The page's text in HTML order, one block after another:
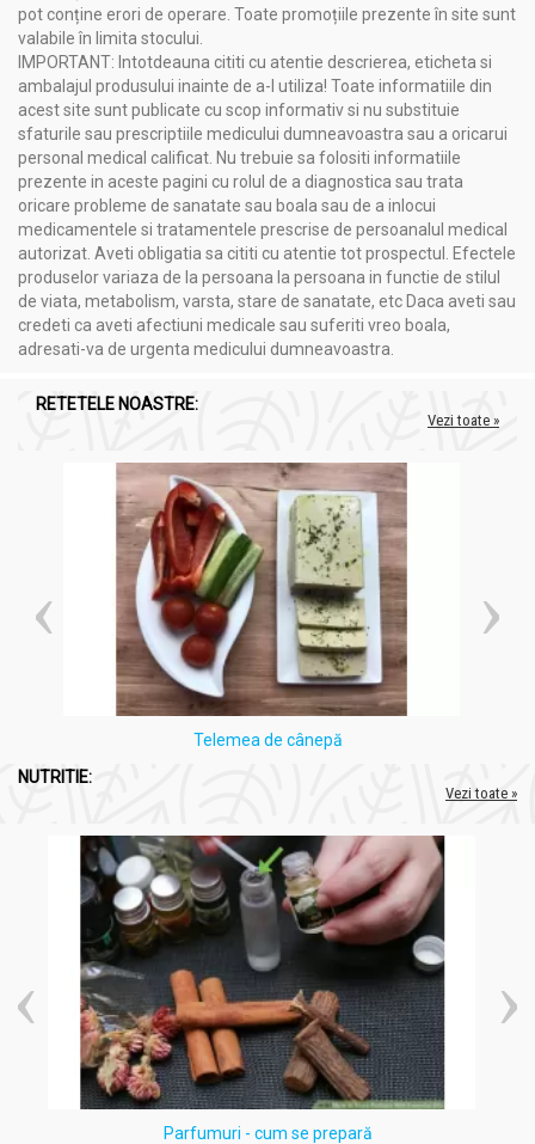
pot conține erori de operare. Toate promoțiile prezente în site sunt
valabile în limita stocului.
IMPORTANT: Intotdeauna cititi cu atentie descrierea, eticheta si
ambalajul produsului inainte de a-l utiliza! Toate informatiile din
acest site sunt publicate cu scop informativ si nu substituie
sfaturile sau prescriptiile medicului dumneavoastra sau a oricarui
personal medical calificat. Nu trebuie sa folositi informatiile
prezente in aceste pagini cu rolul de a diagnostica sau trata
oricare probleme de sanatate sau boala sau de a inlocui
medicamentele si tratamentele prescrise de persoanalul medical
autorizat. Aveti obligatia sa cititi cu atentie tot prospectul. Efectele
produselor variaza de la persoana la persoana in functie de stilul
de viata, metabolism, varsta, stare de sanatate, etc Daca aveti sau
credeti ca aveti afectiuni medicale sau suferiti vreo boala,
adresati-va de urgenta medicului dumneavoastra.
RETETELE NOASTRE:
Vezi toate »
Telemea de cânepă
NUTRITIE:
Vezi toate »
Parfumuri - cum se prepară